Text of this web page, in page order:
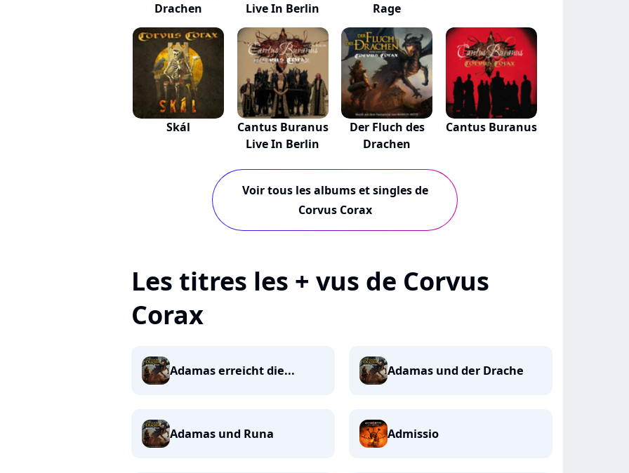
Drachen
Live In Berlin
Rage
Skál
Cantus Buranus
Live In Berlin
Der Fluch des
Drachen
Cantus Buranus
Voir tous les albums et singles de
Corvus Corax
Les titres les + vus de Corvus
Corax
Adamas erreicht die... Adamas und der Drache
Adamas und Runa Admissio